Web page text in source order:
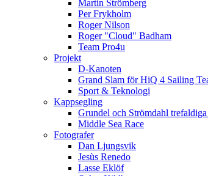
Martin Strömberg
Per Frykholm
Roger Nilson
Roger "Cloud" Badham
Team Pro4u
Projekt
D-Kanoten
Grand Slam för HiQ 4 Sailing
Sport & Teknologi
Kappsegling
Grundel och Strömdahl
Middle Sea Race
Fotografer
Dan Ljungsvik
Jesùs Renedo
Lasse Eklöf